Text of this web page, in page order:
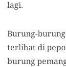
lagi.
Burung-
terlihat di
burung